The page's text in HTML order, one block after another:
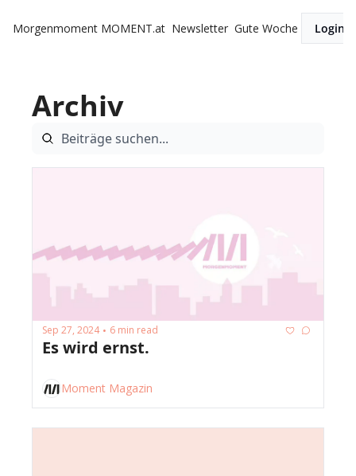
Morgenmoment MOMENT.at Newsletter Gute Woche Login
Archiv
Sep 27, 2024 • 6 min read
Es wird ernst.
Moment Magazin